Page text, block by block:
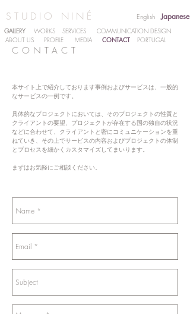
STUDIO NINÉ English Japanese
GALLERY WORKS SERVICES
COMMUNICATION DESIGN
ABOUT US
PROFILE MEDIA CONTACT PORTUGAL
CONTACT
本サイト上で紹介しております事例およびサービスは、一般的
なサービスの一例です。
具体的なプロジェクトにおいては、そのプロジェクトの性質と
クライアントの要望、プロジェクトが存在する国の独自の状況
などに合わせて、クライアントと密にコミュニケーションを重
ねていき、 その上でサービスの内容およびプロジェクトの体制
とプロセスを細かくカスタマイズしてまいります。
まずはお気軽にご相談ください。